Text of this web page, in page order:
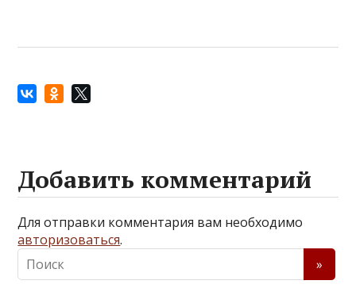
Добавить комментарий
Для отправки комментария вам необходимо
авторизоваться.